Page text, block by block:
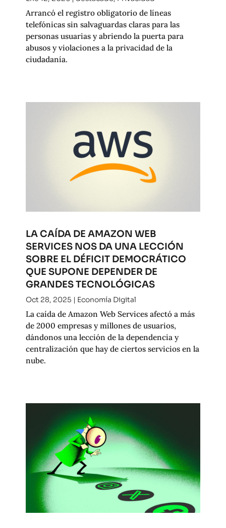
Arrancó el registro obligatorio de líneas
telefónicas sin salvaguardas claras para las
personas usuarias y abriendo la puerta para
abusos y violaciones a la privacidad de la
ciudadanía.
LA CAÍDA DE AMAZON WEB
SERVICES NOS DA UNA LECCIÓN
SOBRE EL DÉFICIT DEMOCRÁTICO
QUE SUPONE DEPENDER DE
GRANDES TECNOLÓGICAS
Oct 28, 2025 | Economía Digital
La caída de Amazon Web Services afectó a más
de 2000 empresas y millones de usuarios,
dándonos una lección de la dependencia y
centralización que hay de ciertos servicios en la
nube.